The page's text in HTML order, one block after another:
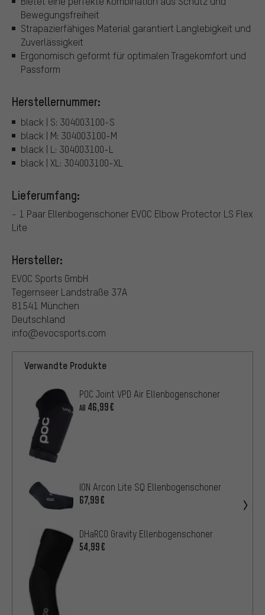
Bewegungsfreiheit
Strapazierfähiges Material garantiert Langlebigkeit und
Zuverlässigkeit
Ergonomisch geformt für optimalen Tragekomfort und
Passform
Herstellernummer:
black | S: 304003100-S
black | M: 304003100-M
black | L: 304003100-L
black | XL: 304003100-XL
Lieferumfang:
- 1 Paar Ellenbogenschoner EVOC Elbow Protector LS Flex
Lite
Hersteller:
EVOC Sports GmbH
Tegernseer Landstraße 37A
81541 München
Deutschland
info@evocsports.com
Verwandte Produkte
POC Joint VPD Air Ellenbogenschoner
AB 46,99€
ION Arcon Lite SQ Ellenbogenschoner
67,99€
DHaRCO Gravity Ellenbogenschoner
54,99€